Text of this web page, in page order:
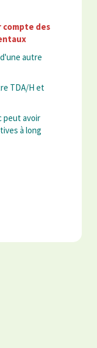
compte des
autre
TDA/H et
peut avoir
à long